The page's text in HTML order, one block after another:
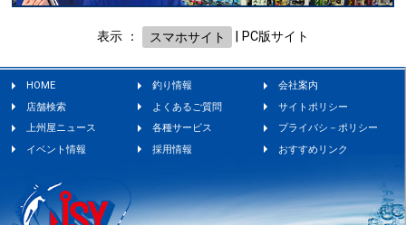
表示 ： スマホサイト PC版サイト
HOME 釣り情報
会社案内
店舗検索
よくあるご質問
サイトポリシー
上州屋ニュース
各種サービス
プライバシ－ポリシー
イベント情報
採用情報 おすすめリンク